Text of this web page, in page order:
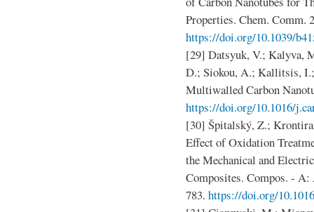
Properties. Chem. Comm.
https://doi.org/10.1039/
[29] Datsyuk, V.; Kalyva,
D.; Siokou, A.; Kallitsis,
Multiwalled Carbon
https://doi.org/10.1016/
[30] Špitalský, Z.;
Effect of Oxidation
the Mechanical and
Composites. Compos. -
783. https://doi.org/